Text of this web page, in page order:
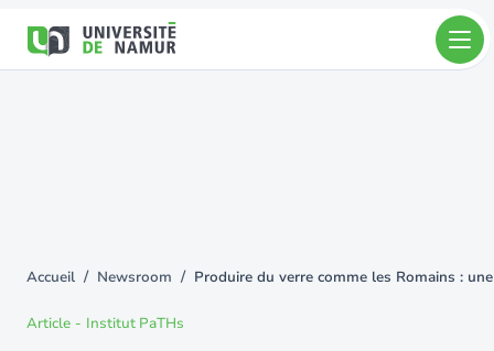
contenu
You
here
Accueil Newsroom Produire du verre comme les Romains :
Article - Institut PaTHs